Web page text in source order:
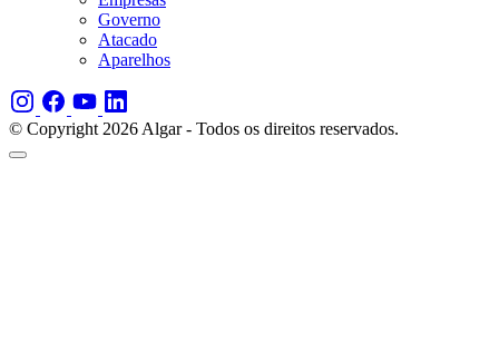
Governo
Atacado
Aparelhos
© Copyright 2026 Algar - Todos os direitos reservados.